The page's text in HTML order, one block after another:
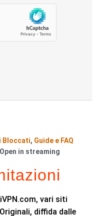
Bloccati, Guide e FAQ
in streaming
vari siti
diffida dalle